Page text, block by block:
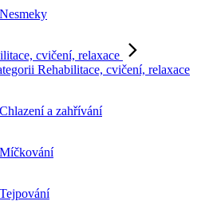
Nesmeky
cvičení, relaxace
Rehabilitace, cvičení, relaxace
Chlazení a zahřívání
Míčkování
Tejpování